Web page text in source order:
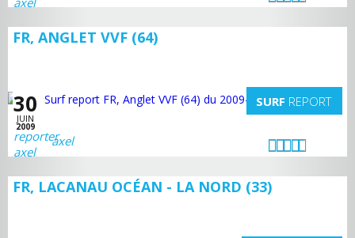
FR, ANGLET VVF (64)
30
JUIN
2009
SURF REPORT
axel
FR, LACANAU OCÉAN - LA NORD (33)